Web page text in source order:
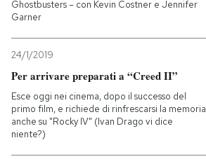
Ghostbusters – con Kevin Costner e Jennifer
Garner
24/1/2019
Per arrivare preparati a “Creed II”
Esce oggi nei cinema, dopo il successo del
primo film, e richiede di rinfrescarsi la memoria
anche su "Rocky IV" (Ivan Drago vi dice
niente?)